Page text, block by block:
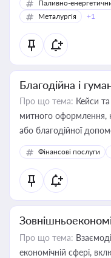
Паливно-
Металургія
+1
Благодійна і
Про що тема: Кейси
митного оформлення,
або благодійної
Фінансові послуги
Про що тема:
економічній сфері,